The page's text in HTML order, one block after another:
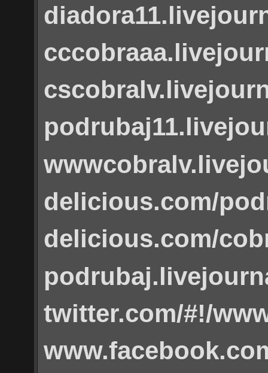
delicious.com/
delicious.com/
twitter.com/#!/